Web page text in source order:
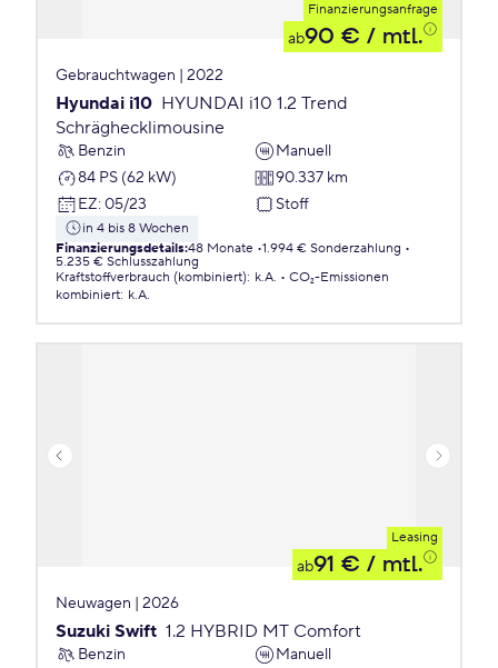
Finanzierungsanfrage
ab90 € / mtl.
Gebrauchtwagen | 2022
Hyundai i10 HYUNDAI i10 1.2 Trend
Schräghecklimousine
Benzin
Manuell
84 PS (62 kW)
90.337 km
EZ: 05/23 Stoff
in 4 bis 8 Wochen
Finanzierungsdetails:48 Monate 1.994 € Sonderzahlung
5.235 € Schlusszahlung
Kraftstoffverbrauch (kombiniert): k.A.
CO₂-Emissionen
kombiniert: k.A.
Leasing
ab91 € / mtl.
Neuwagen | 2026
Suzuki Swift 1.2 HYBRID MT Comfort
Benzin Manuell